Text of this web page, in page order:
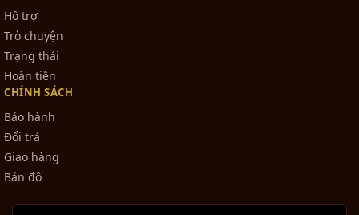
Hỗ trợ
Trò chuyện
Trạng thái
Hoàn tiền
CHÍNH SÁCH
Bảo hành
Đổi trả
Giao hàng
Bản đồ